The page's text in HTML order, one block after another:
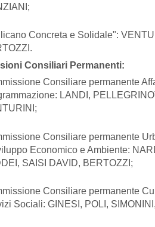
Concreta e Solidale":
Consiliari Permanenti:
Consiliare permanente
LANDI,
Consiliare permanente
Economico e Ambiente:
SAISI DAVID, BERTOZZI;
Consiliare permanente
Sociali: GINESI, POLI,